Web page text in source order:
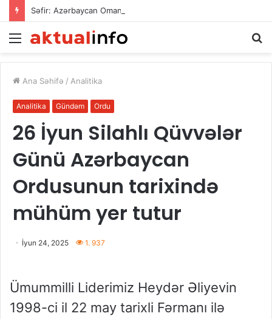
Menu
Ana Səhifə / Analitika
Analitika Gündəm Ordu
26 İyun Silahlı Qüvvələr
Günü Azərbaycan
Ordusunun tarixində
mühüm yer tutur
İyun 24, 2025 1. 937
Ümummilli Liderimiz Heydər Əliyevin
1998-ci il 22 may tarixli Fərmanı ilə